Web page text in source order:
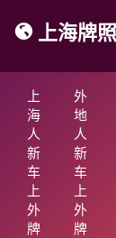
上海牌
上
海
人
新
车
上
外
牌
外
地
人
新
车
上
外
牌